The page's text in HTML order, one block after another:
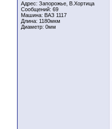
Адрес: Запорожье, В.Хортица
Сообщений: 69
Машина: ВАЗ 1117
Длина: 1180мкм
Диаметр: 0мм